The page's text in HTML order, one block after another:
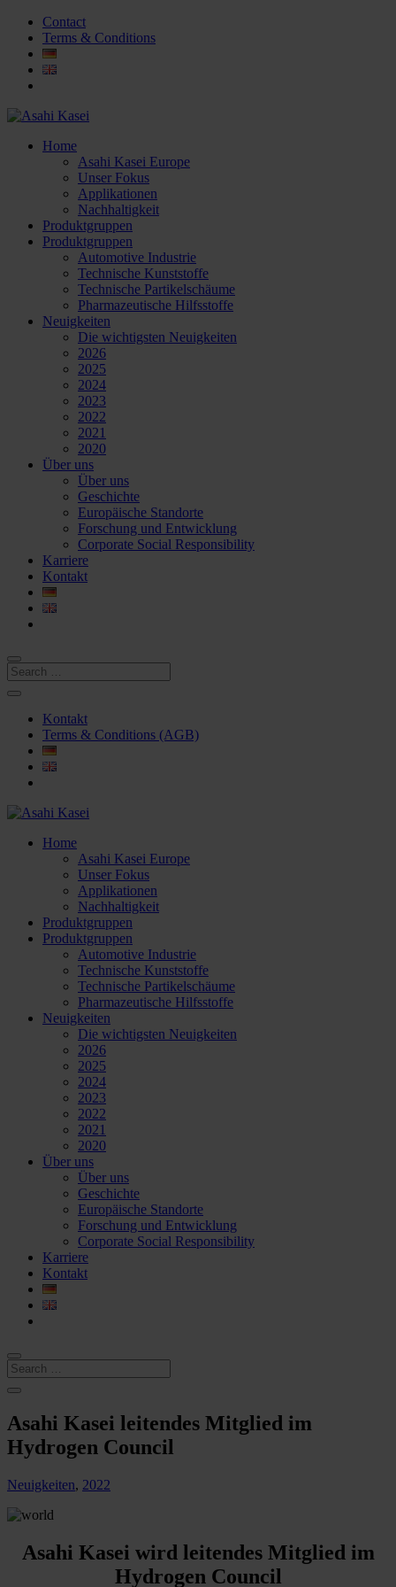
Contact
Terms & Conditions
Home
Asahi Kasei Europe
Unser Fokus
Applikationen
Nachhaltigkeit
Produktgruppen
Produktgruppen
Automotive Industrie
Technische Kunststoffe
Technische Partikelschäume
Pharmazeutische Hilfsstoffe
Neuigkeiten
Die wichtigsten Neuigkeiten
2026
2025
2024
2023
2022
2021
2020
Über uns
Über uns
Geschichte
Europäische Standorte
Forschung und Entwicklung
Corporate Social Responsibility
Karriere
Kontakt
Kontakt
Terms & Conditions (AGB)
Home
Asahi Kasei Europe
Unser Fokus
Applikationen
Nachhaltigkeit
Produktgruppen
Produktgruppen
Automotive Industrie
Technische Kunststoffe
Technische Partikelschäume
Pharmazeutische Hilfsstoffe
Neuigkeiten
Die wichtigsten Neuigkeiten
2026
2025
2024
2023
2022
2021
2020
Über uns
Über uns
Geschichte
Europäische Standorte
Forschung und Entwicklung
Corporate Social Responsibility
Karriere
Kontakt
Asahi Kasei leitendes Mitglied im
Hydrogen Council
Neuigkeiten, 2022
Asahi Kasei wird leitendes Mitglied im
Hydrogen Council